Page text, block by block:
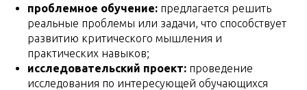
проблемное обучение: предлагается решить
реальные проблемы или задачи, что способствует
развитию критического мышления и
практических навыков;
исследовательский проект: проведение
исследования по интересующей обучающихся